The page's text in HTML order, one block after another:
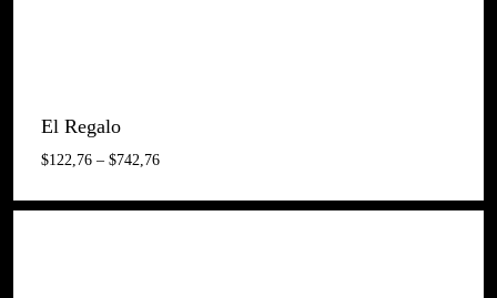
El Regalo
$122,76 – $742,76Interval
Preus: